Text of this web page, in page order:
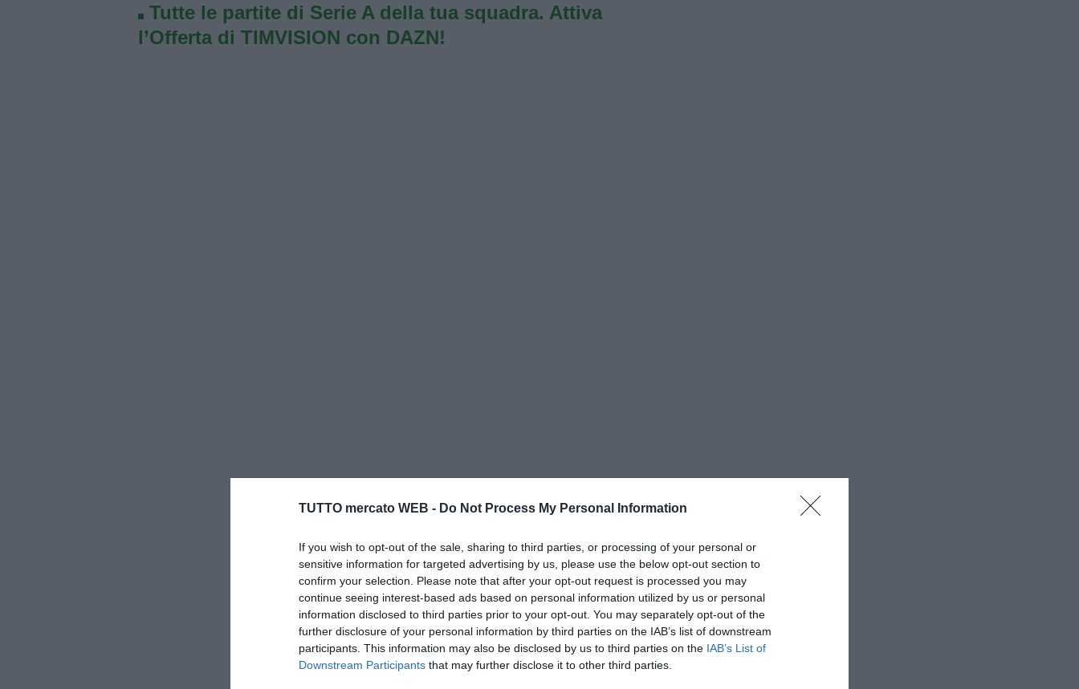
TUTTO mercato WEB - Do Not Process My Personal Information
If you wish to opt-out of the sale, sharing to third parties, or processing of your personal or
sensitive information for targeted advertising by us, please use the below opt-out section to
confirm your selection. Please note that after your opt-out request is processed you may
continue seeing interest-based ads based on personal information utilized by us or personal
information disclosed to third parties prior to your opt-out. You may separately opt-out of the
further disclosure of your personal information by third parties on the IAB’s list of downstream
participants. This information may also be disclosed by us to third parties on the IAB’s List of
Downstream Participants that may further disclose it to other third parties.
Tutte le partite di Serie A della tua squadra. Attiva
l’Offerta di TIMVISION con DAZN!